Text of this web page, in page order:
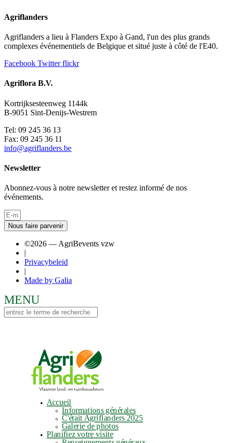
Agriflanders
Agriflanders a lieu à Flanders Expo à Gand, l'un des plus grands
complexes événementiels de Belgique et situé juste à côté de l'E40.
Facebook Twitter flickr
Agriflora B.V.
Kortrijksesteenweg 1144k
B-9051 Sint-Denijs-Westrem
Tel: 09 245 36 13
Fax: 09 245 36 11
info@agriflanders.be
Newsletter
Abonnez-vous à notre newsletter et restez informé de nos
événements.
Nous faire parvenir
©2026 — AgriBevents vzw
|
Privacybeleid
|
Made by Galia
Accueil
Informations générales
C'était Agriflanders 2025
Galerie de photos
Planifiez votre visite